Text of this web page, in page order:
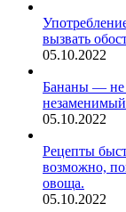
вызвать
05.10.2022
Бананы — не
незаменимый
05.10.2022
Рецепты
возможно,
овоща.
05.10.2022